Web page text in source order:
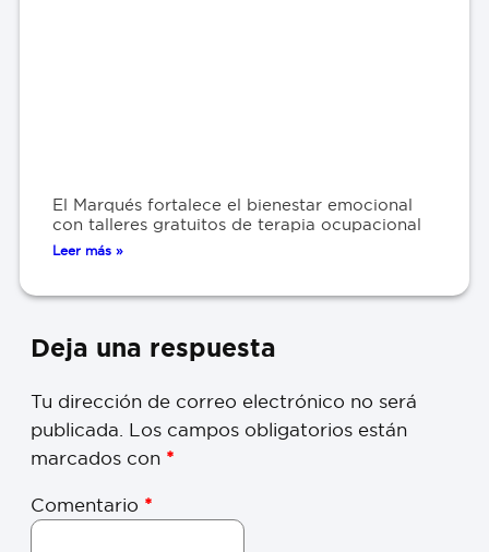
El Marqués fortalece el bienestar emocional
con talleres gratuitos de terapia ocupacional
Leer más »
Deja una respuesta
Tu dirección de correo electrónico no será
publicada. Los campos obligatorios están
marcados con *
Comentario *